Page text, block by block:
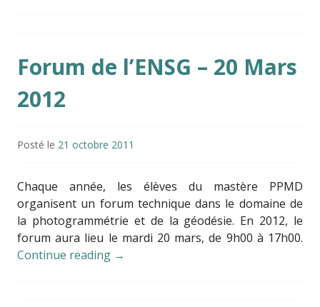
Forum de l’ENSG – 20 Mars
2012
Posté le 21 octobre 2011
Chaque année, les élèves du mastère PPMD
organisent un forum technique dans le domaine de
la photogrammétrie et de la géodésie. En 2012, le
forum aura lieu le mardi 20 mars, de 9h00 à 17h00.
Continue reading →